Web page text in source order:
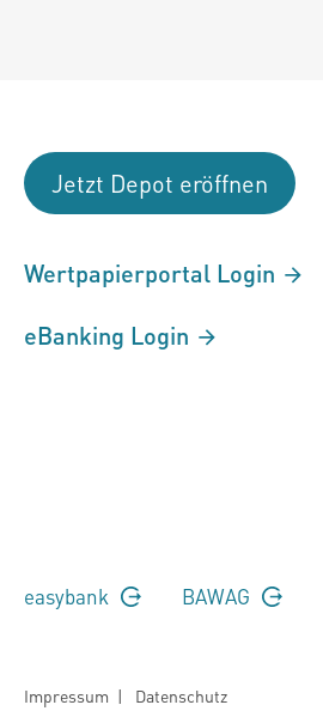
Jetzt Depot eröffnen
Wertpapierportal Login
eBanking Login
easybank BAWAG
Impressum | Datenschutz